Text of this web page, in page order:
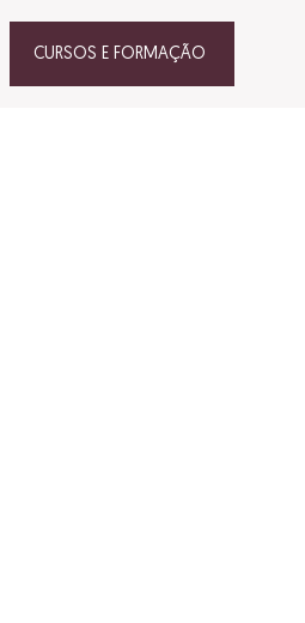
CURSOS E FORMAÇÃO